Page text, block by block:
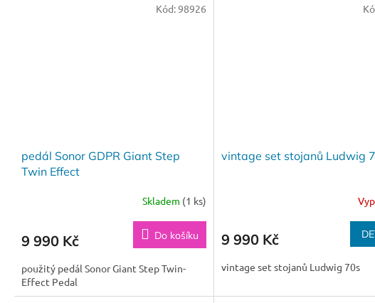
pedál Sonor GDPR Giant Step
Twin Effect
Skladem (1 ks)
9 990 Kč Do košíku
použitý pedál Sonor Giant Step Twin-
Effect Pedal
Kód:98926
vintage set stojanů Ludwig
9 990 Kč
vintage set stojanů Ludwig 70s